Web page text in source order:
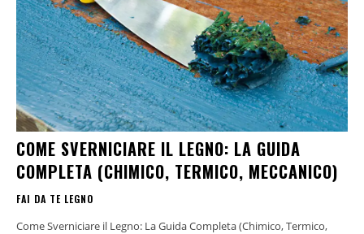
COME SVERNICIARE IL LEGNO: LA GUIDA
COMPLETA (CHIMICO, TERMICO, MECCANICO)
FAI DA TE LEGNO
Come Sverniciare il Legno: La Guida Completa (Chimico, Termico,